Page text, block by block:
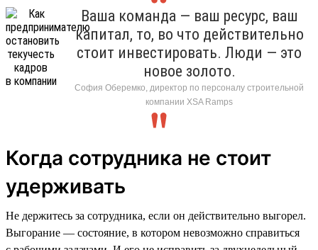
Ваша команда — ваш ресурс, ваш
капитал, то, во что действительно
стоит инвестировать. Люди — это
новое золото.
София Оберемко, директор по персоналу строительной
компании XSA Ramps
Когда сотрудника не стоит
удерживать
Не держитесь за сотрудника, если он действительно выгорел.
Выгорание — состояние, в котором невозможно справиться